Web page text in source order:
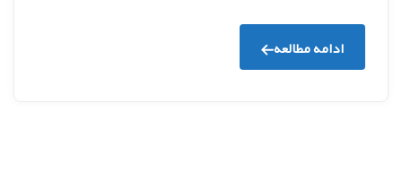
ادامه مطالعه